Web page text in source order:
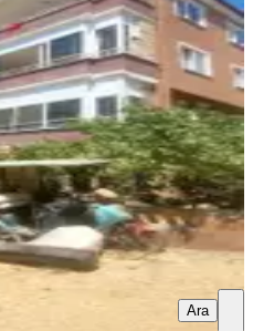
2. Kat·08.08.2026
DANIŞMANLIĞIHasan
Ara